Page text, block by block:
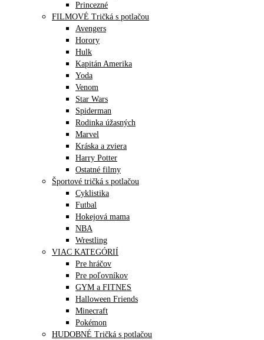
Princezné
FILMOVÉ Tričká s potlačou
Avengers
Horory
Hulk
Kapitán Amerika
Yoda
Venom
Star Wars
Spiderman
Rodinka úžasných
Marvel
Kráska a zviera
Harry Potter
Ostatné filmy
Športové tričká s potlačou
Cyklistika
Futbal
Hokejová mama
NBA
Wrestling
VIAC KATEGÓRIÍ
Pre hráčov
Pre poľovníkov
GYM a FITNES
Halloween Friends
Minecraft
Pokémon
HUDOBNÉ Tričká s potlačou